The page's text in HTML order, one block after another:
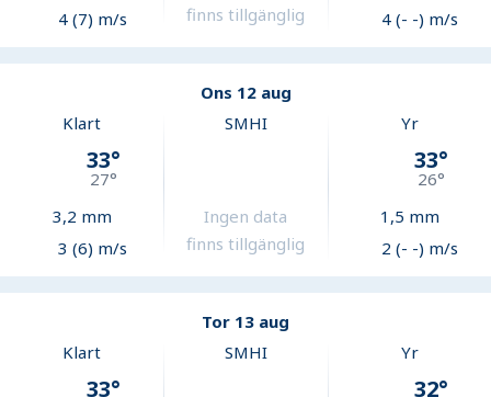
4 (7) m/s
finns tillgänglig
4 (- -) m/s
Ons 12 aug
Klart
33°
27°
3,2 mm
3 (6) m/s
SMHI
Ingen data
finns tillgänglig
Yr
33°
26°
1,5 mm
2 (- -) m/s
Tor 13 aug
Klart
33°
SMHI Yr
32°